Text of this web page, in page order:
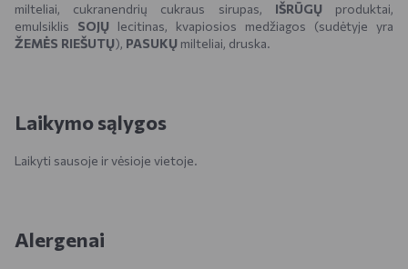
milteliai, cukranendrių cukraus sirupas, IŠRŪGŲ produktai,
emulsiklis SOJŲ lecitinas, kvapiosios medžiagos (sudėtyje yra
ŽEMĖS RIEŠUTŲ), PASUKŲ milteliai, druska.
Laikymo sąlygos
Laikyti sausoje ir vėsioje vietoje.
Alergenai